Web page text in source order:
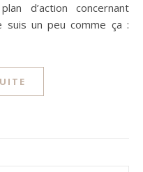
d’action concernant
suis un peu comme ça :